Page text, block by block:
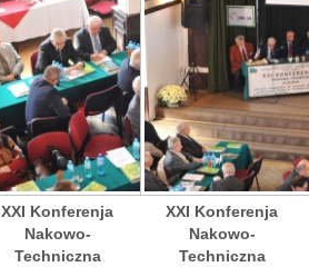
XXI Konferenja
Nakowo-
Techniczna
XXI Konferenja
Nakowo-
Techniczna